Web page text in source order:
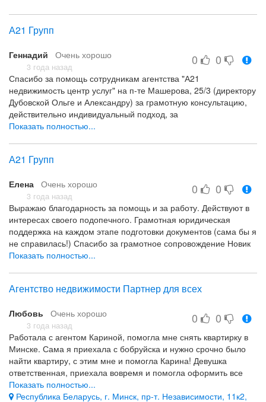
А21 Групп
Геннадий Очень хорошо
3 года назад 0 0
Спасибо за помощь сотрудникам агентства "А21
недвижимость центр услуг" на п-те Машерова, 25/3 (директору
Дубовской Ольге и Александру) за грамотную консультацию,
действительно индивидуальный подход, за
профессиональные навыки. Сделка прошла в назначенный
грамотная консультацию, действительно индивидуальный
подход, профессиональные навыки.
Показать полностью...
А21 Групп
Елена Очень хорошо
3 года назад 0 0
Выражаю благодарность за помощь и за работу. Действуют в
интересах своего подопечного. Грамотная юридическая
поддержка на каждом этапе подготовки документов (сама бы я
не справилась!) Спасибо за грамотное сопровождение Новик
Любови! Рекомендую!
профессионализм работы Новик Любови
то. что не обратилась в А21 раньше
Показать полностью...
Агентство недвижимости Партнер для всех
Любовь Очень хорошо
3 года назад 0 0
Работала с агентом Кариной, помогла мне снять квартирку в
Минске. Сама я приехала с бобруйска и нужно срочно было
найти квартиру, с этим мне и помогла Карина! Девушка
ответственная, приехала вовремя и помогла оформить все
документы! Спасибо ей, смело могу рекомендовать
Показать полностью...
Республика Беларусь, г. Минск, пр-т. Независимости, 11к2,